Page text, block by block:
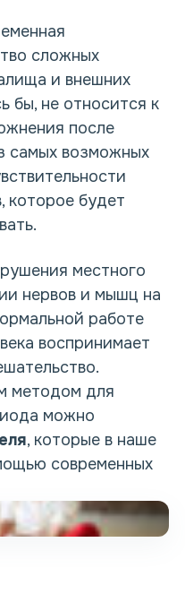
сложных
и внешних
бы, не относится к
после
самых возможных
которое будет
местного
нервов и мышц на
работе
воспринимает
методом для
можно
, которые в наше
современных